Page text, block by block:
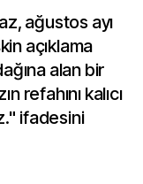
ağustos ayı
açıklama
alan bir
refahını kalıcı
ifadesini